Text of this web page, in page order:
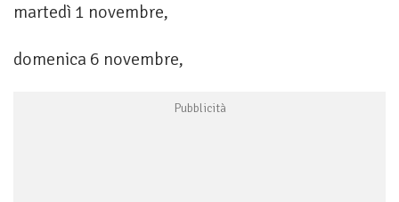
martedì 1 novembre,
domenica 6 novembre,